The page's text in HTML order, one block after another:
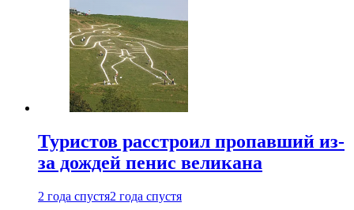
Туристов расстроил пропавший из-
за дождей пенис великана
2 года спустя2 года спустя